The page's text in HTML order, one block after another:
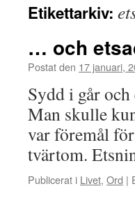
Etikettarkiv:
… och
Postat den 17 januari,
Sydd i går
Man skulle
var föremål
tvärtom.
Publicerat i Livet, Ord |